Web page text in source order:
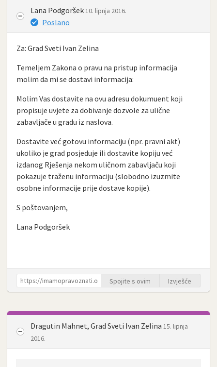
Lana Podgoršek 10. lipnja 2016.
Poslano
Za: Grad Sveti Ivan Zelina
Temeljem Zakona o pravu na pristup informacija
molim da mi se dostavi informacija:
Molim Vas dostavite na ovu adresu dokumuent koji
propisuje uvjete za dobivanje dozvole za ulične
zabavljače u gradu iz naslova.
Dostavite već gotovu informaciju (npr. pravni akt)
ukoliko je grad posjeduje ili dostavite kopiju već
izdanog Rješenja nekom uličnom zabavljaču koji
pokazuje traženu informaciju (slobodno izuzmite
osobne informacije prije dostave kopije).
S poštovanjem,
Lana Podgoršek
Spojite s ovim Izvješće
Dragutin Mahnet, Grad Sveti Ivan Zelina 15. lipnja
2016.